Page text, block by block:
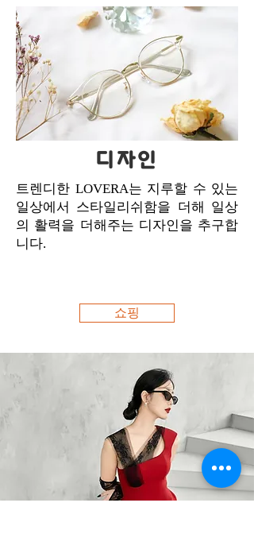
디자인
트렌디한 LOVERA는 지루할 수 있는
일상에서 스타일리쉬함을 더해 일상
의 활력을 더해주는 디자인을 추구합
니다.
쇼핑